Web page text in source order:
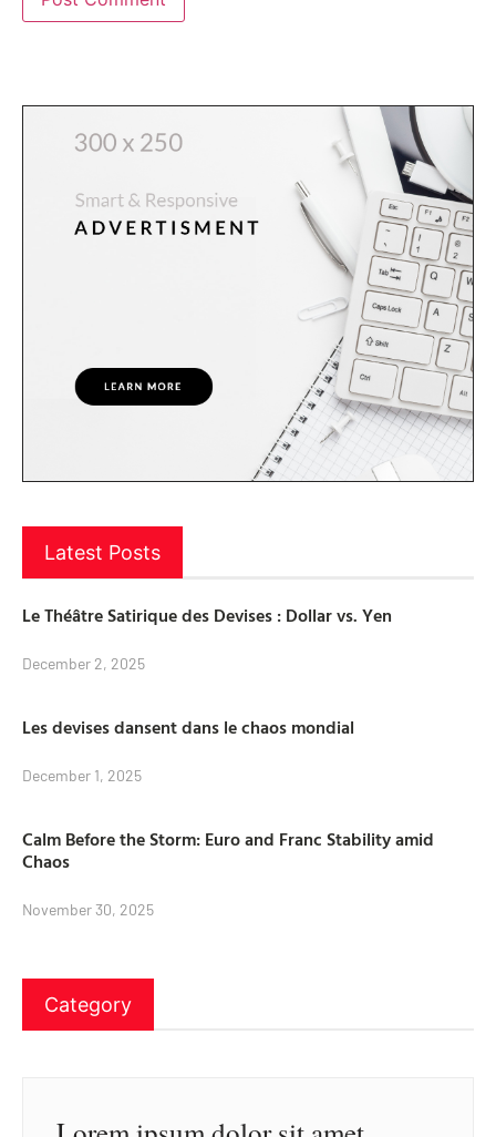
Latest Posts
Le Théâtre Satirique des Devises : Dollar vs. Yen
December 2, 2025
Les devises dansent dans le chaos mondial
December 1, 2025
Calm Before the Storm: Euro and Franc Stability amid
Chaos
November 30, 2025
Category